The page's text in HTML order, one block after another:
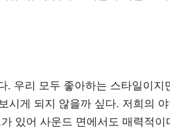
. 우리 모두 좋아하는 스타일이지
시게 되지 않을까 싶다. 저희의
있어 사운드 면에서도 매력적이